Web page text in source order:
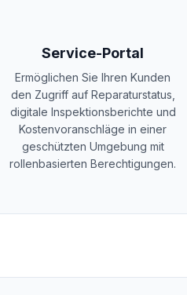
Service-Portal
Ermöglichen Sie Ihren Kunden
den Zugriff auf Reparaturstatus,
digitale Inspektionsberichte und
Kostenvoranschläge in einer
geschützten Umgebung mit
rollenbasierten Berechtigungen.